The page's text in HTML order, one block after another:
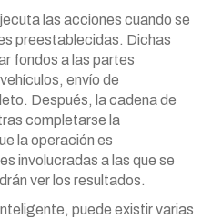
las acciones cuando se
preestablecidas. Dichas
fondos a las partes
envío de
Después, la cadena de
completarse la
la operación es
involucradas a las que se
ver los resultados.
puede existir varias